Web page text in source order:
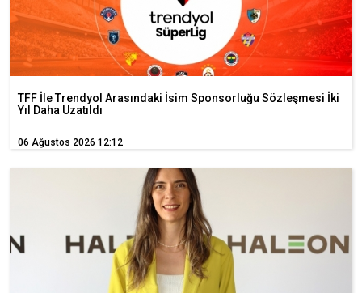
TFF İle Trendyol Arasındaki İsim Sponsorluğu Sözleşmesi İki
Yıl Daha Uzatıldı
06 Ağustos 2026 12:12